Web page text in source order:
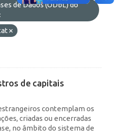
de Dados (ODbL) do
de capitais
contemplam os
criadas ou encerradas
no âmbito do sistema de